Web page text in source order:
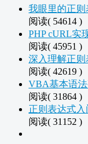
我眼里的正
阅读( 54614 )
PHP cURL实
阅读( 45951 )
深入理解正
阅读( 42619 )
VBA基本语
阅读( 31864 )
正则表达式
阅读( 31152 )